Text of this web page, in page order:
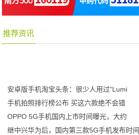
推荐资讯
安卓版手机淘宝头条：很少人用过“Lumi
手机拍照排行榜公布 买这六款绝不会错
OPPO 5G手机国内上市时间曝光，大约
继中兴华为后，国内第三款5G手机发布时间